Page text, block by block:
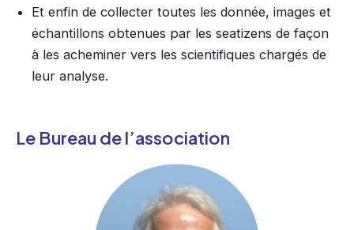
Et enfin de collecter toutes les donnée, images et
échantillons obtenues par les seatizens de façon
à les acheminer vers les scientifiques chargés de
leur analyse.
Le Bureau de l’association